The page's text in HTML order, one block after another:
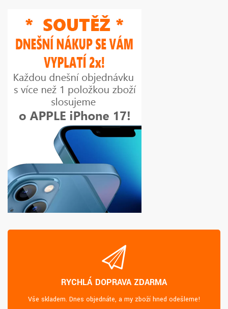
RYCHLÁ DOPRAVA ZDARMA
Vše skladem. Dnes objednáte, a my zboží hned odešleme!